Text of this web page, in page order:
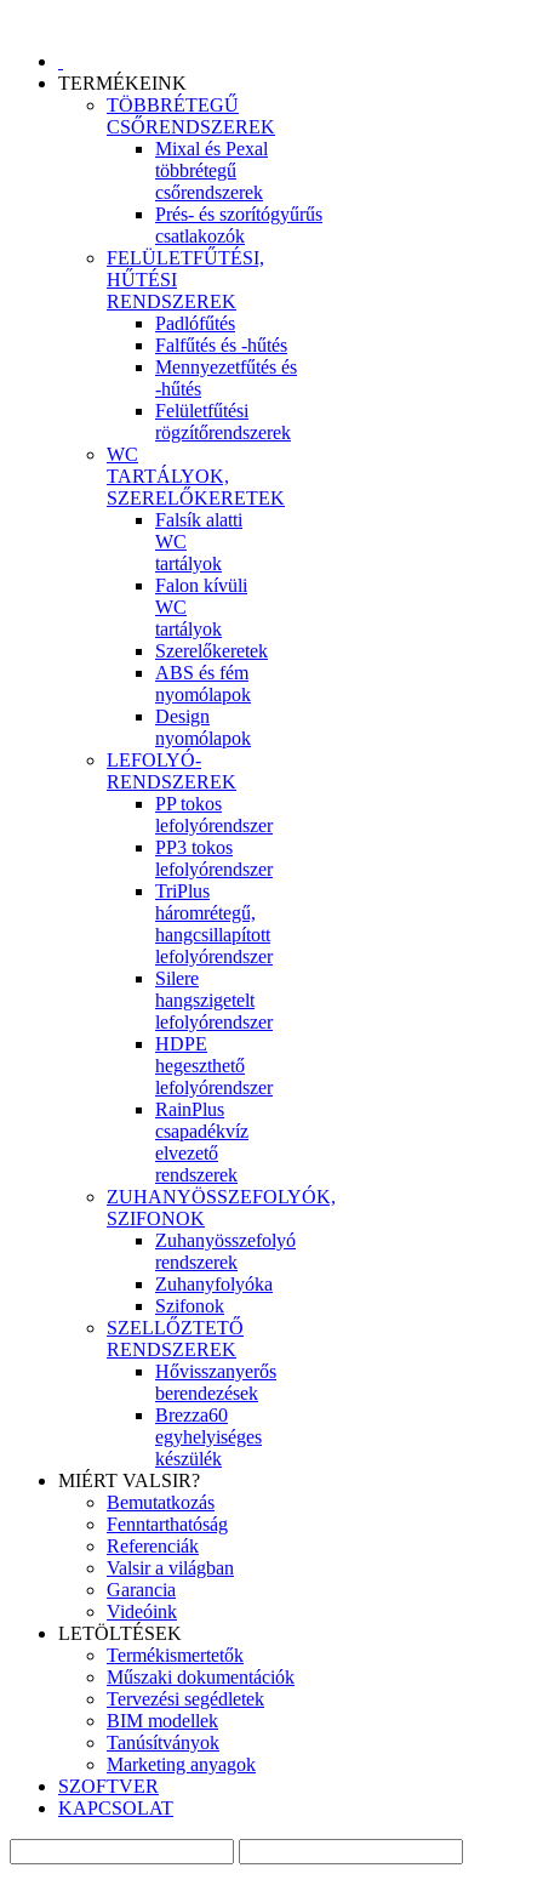
TERMÉKEINK
TÖBBRÉTEGŰ
CSŐRENDSZEREK
Mixal és Pexal
többrétegű
csőrendszerek
Prés- és szorítógyűrűs
csatlakozók
FELÜLETFŰTÉSI,
HŰTÉSI
RENDSZEREK
Padlófűtés
Falfűtés és -hűtés
Mennyezetfűtés és
-hűtés
Felületfűtési
rögzítőrendszerek
WC
TARTÁLYOK,
SZERELŐKERETEK
Falsík alatti
WC
tartályok
Falon kívüli
WC
tartályok
Szerelőkeretek
ABS és fém
nyomólapok
Design
nyomólapok
LEFOLYÓ-
RENDSZEREK
PP tokos
lefolyórendszer
PP3 tokos
lefolyórendszer
TriPlus
háromrétegű,
hangcsillapított
lefolyórendszer
Silere
hangszigetelt
lefolyórendszer
HDPE
hegeszthető
lefolyórendszer
RainPlus
csapadékvíz
elvezető
rendszerek
ZUHANYÖSSZEFOLYÓK,
SZIFONOK
Zuhanyösszefolyó
rendszerek
Zuhanyfolyóka
Szifonok
SZELLŐZTETŐ
RENDSZEREK
Hővisszanyerős
berendezések
Brezza60
egyhelyiséges
készülék
MIÉRT VALSIR?
Bemutatkozás
Fenntarthatóság
Referenciák
Valsir a világban
Garancia
Videóink
LETÖLTÉSEK
Termékismertetők
Műszaki dokumentációk
Tervezési segédletek
BIM modellek
Tanúsítványok
Marketing anyagok
SZOFTVER
KAPCSOLAT